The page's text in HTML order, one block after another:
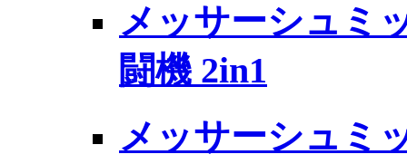
メッサーシュミ
闘機 2in1
メッサーシュミ